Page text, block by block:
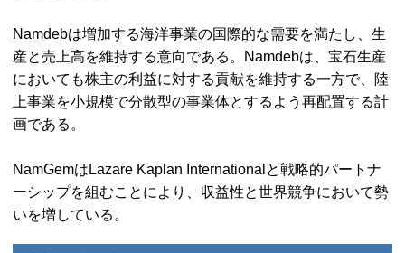
Namdebは増加する海洋事業の国際的な需要を満たし、生
産と売上高を維持する意向である。Namdebは、宝石生産
においても株主の利益に対する貢献を維持する一方で、陸
上事業を小規模で分散型の事業体とするよう再配置する計
画である。
NamGemはLazare Kaplan Internationalと戦略的パートナ
ーシップを組むことにより、収益性と世界競争において勢
いを増している。